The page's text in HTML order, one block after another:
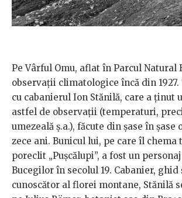
Pe Vârful Omu, aflat în Parcul Natural
observații climatologice încă din
cu cabanierul Ion Stănilă, care a ținut
astfel de observații (temperaturi,
umezeală ș.a.), făcute din șase în șase
zece ani. Bunicul lui, pe care îl chema
poreclit „Pușcălupi”, a fost un
Bucegilor în secolul 19. Cabanier, ghid
cunoscător al florei montane, Stănilă